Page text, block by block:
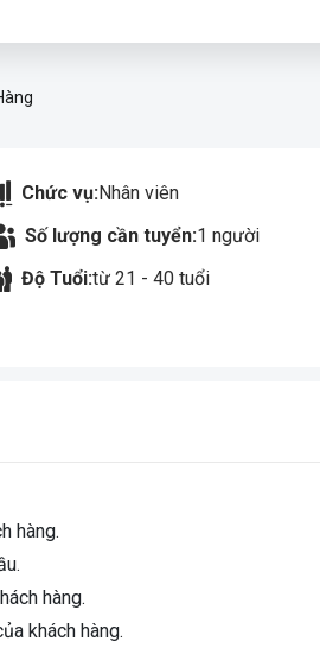
Chức vụ:Nhân viên
Số lượng cần tuyển:1 người
Độ Tuổi:từ 21 - 40 tuổi
hàng.
hàng.
khách hàng.